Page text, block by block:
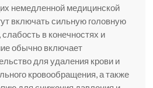
немедленной медицинской
включать сильную головную
в конечностях и
обычно включает
для удаления крови и
кровообращения, а также